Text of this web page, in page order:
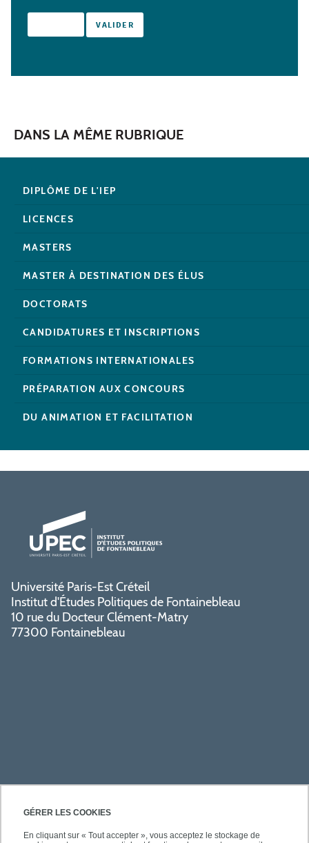
GÉRER LES COOKIES
En cliquant sur « Tout accepter », vous acceptez le stockage de
DANS LA MÊME RUBRIQUE
DIPLÔME DE L'IEP
LICENCES
MASTERS
MASTER À DESTINATION DES ÉLUS
DOCTORATS
CANDIDATURES ET INSCRIPTIONS
FORMATIONS INTERNATIONALES
PRÉPARATION AUX CONCOURS
DU ANIMATION ET FACILITATION
Université Paris-Est Créteil
Institut d'Études Politiques de Fontainebleau
10 rue du Docteur Clément-Matry
77300 Fontainebleau
PRATIQUE